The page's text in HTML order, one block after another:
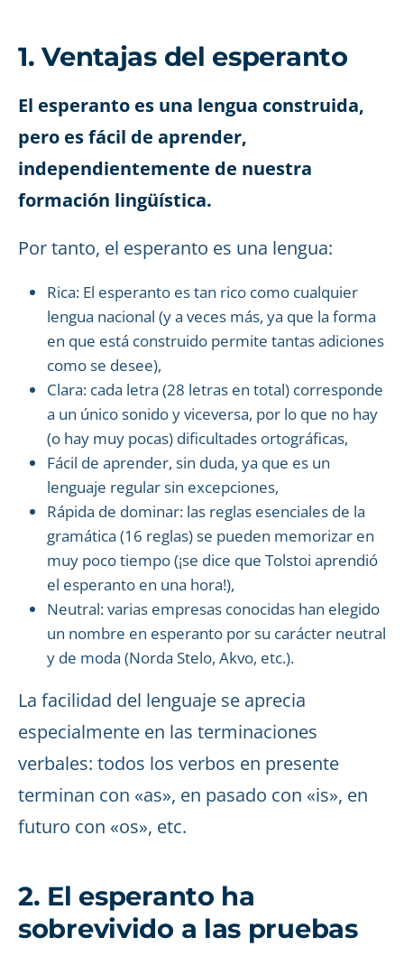
1. Ventajas del esperanto
El esperanto es una lengua construida,
pero es fácil de aprender,
independientemente de nuestra
formación lingüística.
Por tanto, el esperanto es una lengua:
Rica: El esperanto es tan rico como cualquier
lengua nacional (y a veces más, ya que la forma
en que está construido permite tantas adiciones
como se desee),
Clara: cada letra (28 letras en total) corresponde
a un único sonido y viceversa, por lo que no hay
(o hay muy pocas) dificultades ortográficas,
Fácil de aprender, sin duda, ya que es un
lenguaje regular sin excepciones,
Rápida de dominar: las reglas esenciales de la
gramática (16 reglas) se pueden memorizar en
muy poco tiempo (¡se dice que Tolstoi aprendió
el esperanto en una hora!),
Neutral: varias empresas conocidas han elegido
un nombre en esperanto por su carácter neutral
y de moda (Norda Stelo, Akvo, etc.).
La facilidad del lenguaje se aprecia
especialmente en las terminaciones
verbales: todos los verbos en presente
terminan con «as», en pasado con «is», en
futuro con «os», etc.
2. El esperanto ha
sobrevivido a las pruebas